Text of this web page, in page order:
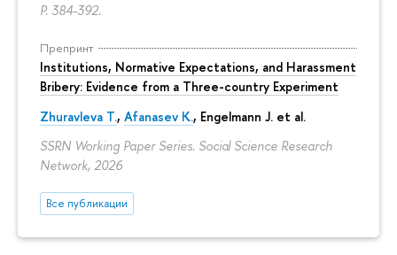
P. 384-392.
Препринт
Institutions, Normative Expectations, and Harassment
Bribery: Evidence from a Three-country Experiment
Zhuravleva T., Afanasev K., Engelmann J. et al.
SSRN Working Paper Series. Social Science Research
Network, 2026
Все публикации